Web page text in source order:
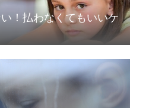
！払わなくてもいいケ